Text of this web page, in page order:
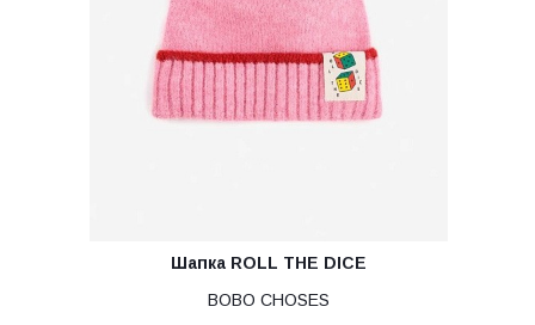
Шапка ROLL THE DICE
BOBO CHOSES